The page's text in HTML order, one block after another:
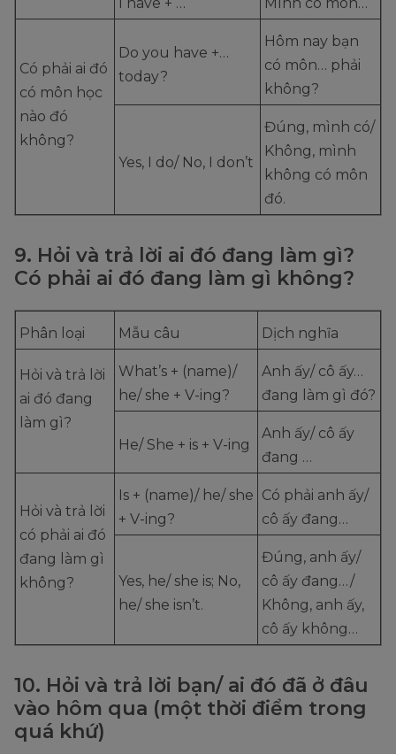
Có phải ai đó
có môn học
nào đó
không?
Do you have +…
today?
Hôm nay bạn
có môn… phải
không?
Yes, I do/ No, I don’t
Đúng, mình có/
Không, mình
không có môn
đó.
9. Hỏi và trả lời ai đó đang làm gì?
Có phải ai đó đang làm gì không?
Phân loại Mẫu câu Dịch nghĩa
Hỏi và trả lời
ai đó đang
làm gì?
What’s + (name)/
he/ she + V-ing?
Anh ấy/ cô ấy…
đang làm gì đó?
He/ She + is + V-ing
Anh ấy/ cô ấy
đang …
Hỏi và trả lời
có phải ai đó
đang làm gì
không?
Is + (name)/ he/ she
+ V-ing?
Có phải anh ấy/
cô ấy đang…
Yes, he/ she is; No,
he/ she isn’t.
Đúng, anh ấy/
cô ấy đang…/
Không, anh ấy,
cô ấy không…
10. Hỏi và trả lời bạn/ ai đó đã ở đâu
vào hôm qua (một thời điểm trong
quá khứ)